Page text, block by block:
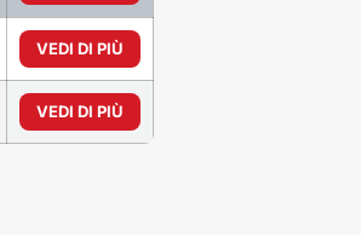
VEDI DI PIÙ
VEDI DI PIÙ